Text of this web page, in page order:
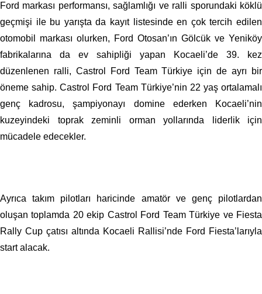
Ford markası performansı, sağlamlığı ve ralli sporundaki köklü
geçmişi ile bu yarışta da kayıt listesinde en çok tercih edilen
otomobil markası olurken, Ford Otosan’ın Gölcük ve Yeniköy
fabrikalarına da ev sahipliği yapan Kocaeli’de 39. kez
düzenlenen ralli, Castrol Ford Team Türkiye için de ayrı bir
öneme sahip. Castrol Ford Team Türkiye’nin 22 yaş ortalamalı
genç kadrosu, şampiyonayı domine ederken Kocaeli’nin
kuzeyindeki toprak zeminli orman yollarında liderlik için
mücadele edecekler.
Ayrıca takım pilotları haricinde amatör ve genç pilotlardan
oluşan toplamda 20 ekip Castrol Ford Team Türkiye ve Fiesta
Rally Cup çatısı altında Kocaeli Rallisi’nde Ford Fiesta’larıyla
start alacak.